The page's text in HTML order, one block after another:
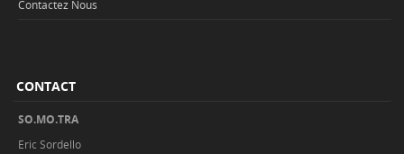
Contactez Nous
CONTACT
SO.MO.TRA
Eric Sordello